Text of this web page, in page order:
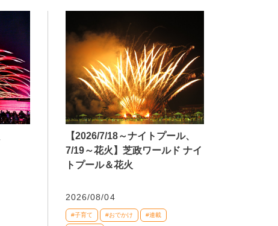
【2026/7/18～ナイトプール、
7/19～花火】芝政ワールド ナイ
トプール＆花火
2026/08/04
#子育て #おでかけ #連載